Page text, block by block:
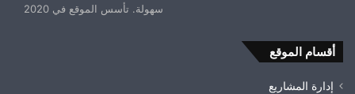
سهولة. تأسس الموقع في 2020
أقسام الموقع
إدارة المشاريع